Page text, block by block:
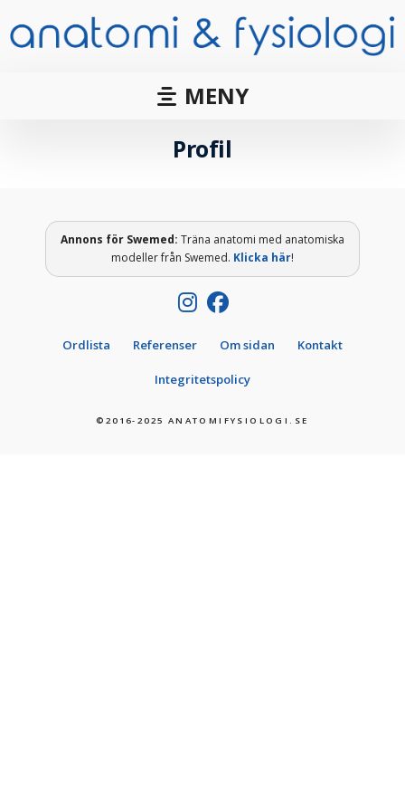
MENY
Profil
Annons för Swemed: Träna anatomi med anatomiska
modeller från Swemed. Klicka här!
Ordlista Referenser Om sidan Kontakt
Integritetspolicy
©2016-2025 ANATOMIFYSIOLOGI.SE